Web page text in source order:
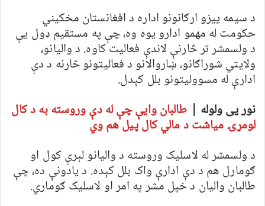
د سیمه ییزو ارګانونو اداره د افغانستان مخکیني
حکومت له مهمو ادارو یوه وه، چې په مستقیم ډول یې
د ولسمشر تر څارنې لاندې فعالیت کاوه. د والیانو،
ولایتي شوراګانو، ښاروالانو د فعالیتونو څارنه د دې
ادارې له مسوولیتونو بلل کېدل.
نور یی ولوله | طالبان وایې چې له دې وروسته به د کال
لومړۍ میاشت د مالي کال پیل هم وي
د ولسمشر له لاسلیک وروسته د والیانو لېرې کول او
ګومارل هم د دې ادارې واک بلل کېده. د یادونې ده، چې
طالبان والیان د خپل مشر په امر او لاسلیک ګوماري.